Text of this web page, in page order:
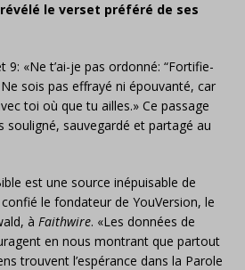
le verset préféré de ses
9: «Ne t’ai-je pas ordonné: “Fortifie-
sois pas effrayé ni épouvanté, car
toi où que tu ailles.» Ce passage
souligné, sauvegardé et partagé au
est une source inépuisable de
le fondateur de YouVersion, le
à Faithwire. «Les données de
en nous montrant que partout
trouvent l’espérance dans la Parole